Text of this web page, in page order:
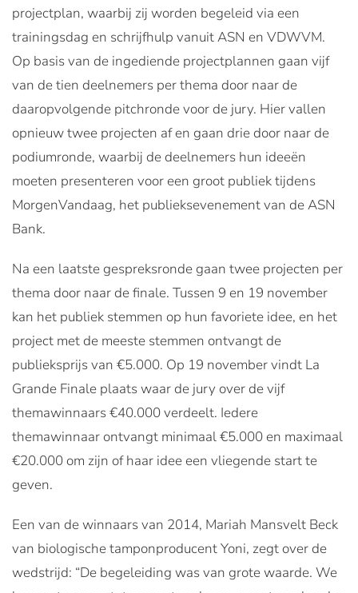
projectplan, waarbij zij worden begeleid via een
trainingsdag en schrijfhulp vanuit ASN en VDWVM.
Op basis van de ingediende projectplannen gaan vijf
van de tien deelnemers per thema door naar de
daaropvolgende pitchronde voor de jury. Hier vallen
opnieuw twee projecten af en gaan drie door naar de
podiumronde, waarbij de deelnemers hun ideeën
moeten presenteren voor een groot publiek tijdens
MorgenVandaag, het publieksevenement van de ASN
Bank.
Na een laatste gespreksronde gaan twee projecten per
thema door naar de finale. Tussen 9 en 19 november
kan het publiek stemmen op hun favoriete idee, en het
project met de meeste stemmen ontvangt de
publieksprijs van €5.000. Op 19 november vindt La
Grande Finale plaats waar de jury over de vijf
themawinnaars €40.000 verdeelt. Iedere
themawinnaar ontvangt minimaal €5.000 en maximaal
€20.000 om zijn of haar idee een vliegende start te
geven.
Een van de winnaars van 2014, Mariah Mansvelt Beck
van biologische tamponproducent Yoni, zegt over de
wedstrijd: “De begeleiding was van grote waarde. We